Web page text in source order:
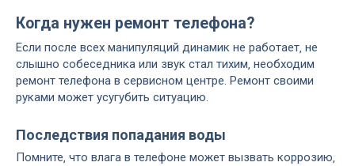
Когда нужен ремонт телефона?
Если после всех манипуляций динамик не работает‚ не
слышно собеседника или звук стал тихим‚ необходим
ремонт телефона в сервисном центре. Ремонт своими
руками может усугубить ситуацию.
Последствия попадания воды
Помните‚ что влага в телефоне может вызвать коррозию‚